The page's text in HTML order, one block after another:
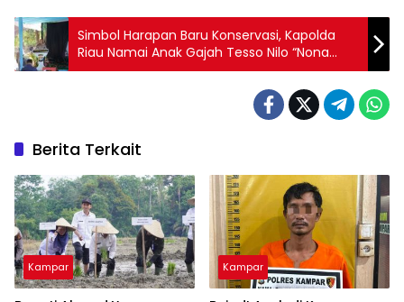
Simbol Harapan Baru Konservasi, Kapolda
Riau Namai Anak Gajah Tesso Nilo “Nona
Seroja”
Berita Terkait
Kampar Kampar